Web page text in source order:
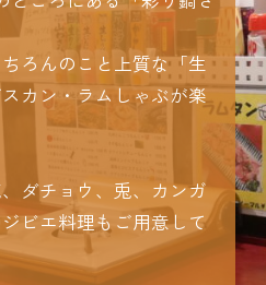
ろんのこと上質な「生
カン・ラムしゃぶが楽
ダチョウ、兎、カンガ
ビエ料理もご用意して